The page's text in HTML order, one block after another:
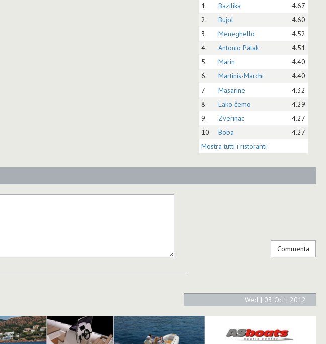
1. Bazilika
4.67
2.
Bujol
4.60
3.
Meneghello
4.52
4.
Antonio Patak
4.51
5.
Marin
4.40
6.
Martinis-Marchi
4.40
7.
Masarine
4.32
8.
Lako čemo
4.29
9.
Zverinac
4.27
10.
Boba
4.27
Mostra tutti i ristoranti
Wed | 03 Oct | 2012